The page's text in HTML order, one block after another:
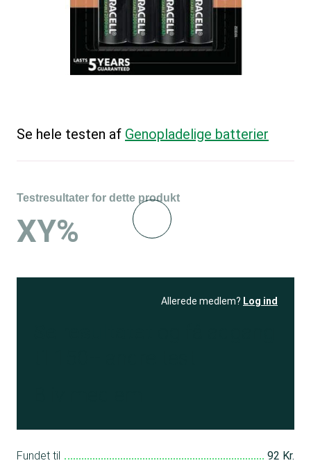
Se hele testen af Genopladelige batterier
Testresultater for dette produkt
XY%
Allerede medlem? Log ind
Fundet til 92 Kr.